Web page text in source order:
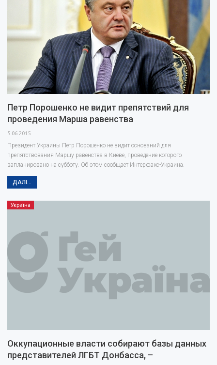
Петр Порошенко не видит препятствий для
проведения Марша равенства
5.06.2015
Президент Украины Петр Порошенко не видит оснований для
препятствования Маршу равенства в Киеве, проведение которого
запланировано на субботу. Об этом сообщает Интерфакс-Украина.
ДАЛІ...
Україна
Оккупационные власти собирают базы данных
представителей ЛГБТ Донбасса, –